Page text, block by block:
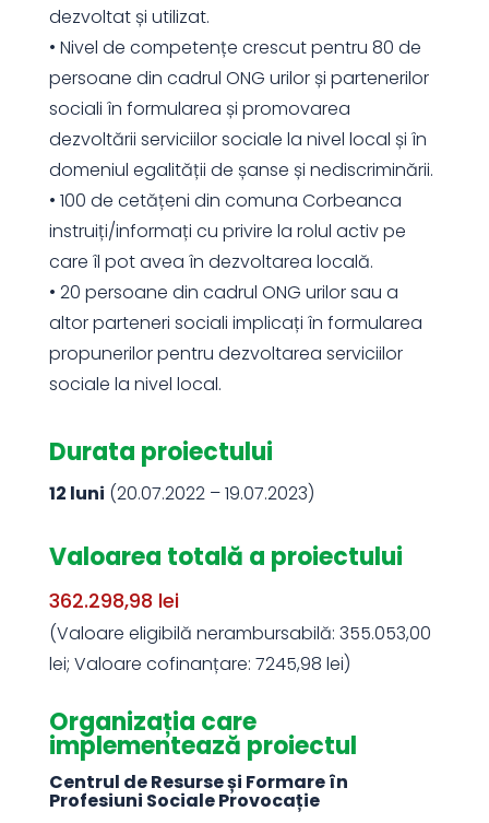
dezvoltat și utilizat.
• Nivel de competențe crescut pentru 80 de
persoane din cadrul ONG urilor și partenerilor
sociali în formularea și promovarea
dezvoltării serviciilor sociale la nivel local și în
domeniul egalității de șanse și nediscriminării.
• 100 de cetățeni din comuna Corbeanca
instruiți/informați cu privire la rolul activ pe
care îl pot avea în dezvoltarea locală.
• 20 persoane din cadrul ONG urilor sau a
altor parteneri sociali implicați în formularea
propunerilor pentru dezvoltarea serviciilor
sociale la nivel local.
Durata proiectului
12 luni (20.07.2022 – 19.07.2023)
Valoarea totală a proiectului
362.298,98 lei
(Valoare eligibilă nerambursabilă: 355.053,00
lei; Valoare cofinanțare: 7245,98 lei)
Organizația care
implementează proiectul
Centrul de Resurse și Formare în
Profesiuni Sociale Provocație